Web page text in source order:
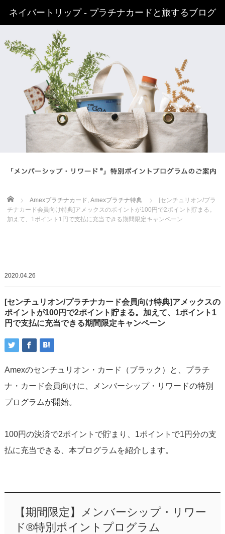
ネイバートリップ - プラチナカードと旅するブログ
Home Amexプラチナカード Amexプラチナ特典
[センチュリオン/プラ
チナカード会員向け特典]アメックスのポイントが100円で2ポイント貯まる。
加えて、1ポイント1円で支払に充当できる期間限定キャンペーン
2020.04.26
[センチュリオン/プラチナカード会員向け特典]アメックスの
ポイントが100円で2ポイント貯まる。加えて、1ポイント1
円で支払に充当できる期間限定キャンペーン
Amexのセンチュリオン・カード（ブラック）と、プラチ
ナ・カード会員向けに、メンバーシップ・リワードの特別
プログラムが開始。
100円の決済で2ポイントで貯まり、1ポイントで1円分の支
払に充当できる、本プログラムを紹介します。
【期間限定】メンバーシップ・リワー
ド®特別ポイントプログラム